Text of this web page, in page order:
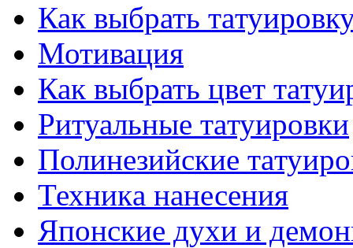
Как выбрать
Мотивация
Как выбрать цвет
Ритуальные тaтуировки
Полинезийские
Техникa нанесения
Японские духи и